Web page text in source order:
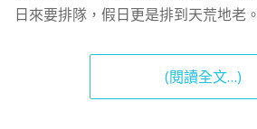
日來要排隊，假日更是排到天荒地老。
(閱讀全文…)